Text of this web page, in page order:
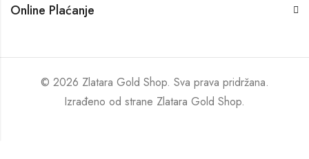
Online Plaćanje
© 2026 Zlatara Gold Shop. Sva prava pridržana.
Izrađeno od strane Zlatara Gold Shop.